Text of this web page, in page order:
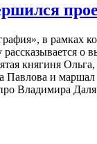
в рамках
княгиня
и
Владимира